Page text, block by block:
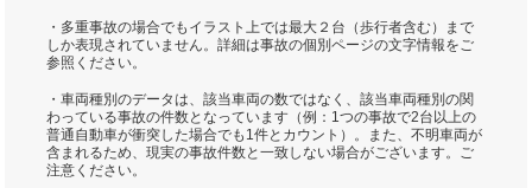
・多重事故の場合でもイラスト上では最大２台（歩行者含む）まで
しか表現されていません。詳細は事故の個別ページの文字情報をご
参照ください。
・車両種別のデータは、該当車両の数ではなく、該当車両種別の関
わっている事故の件数となっています（例：1つの事故で2台以上の
普通自動車が衝突した場合でも1件とカウント）。また、不明車両が
含まれるため、現実の事故件数と一致しない場合がございます。ご
注意ください。